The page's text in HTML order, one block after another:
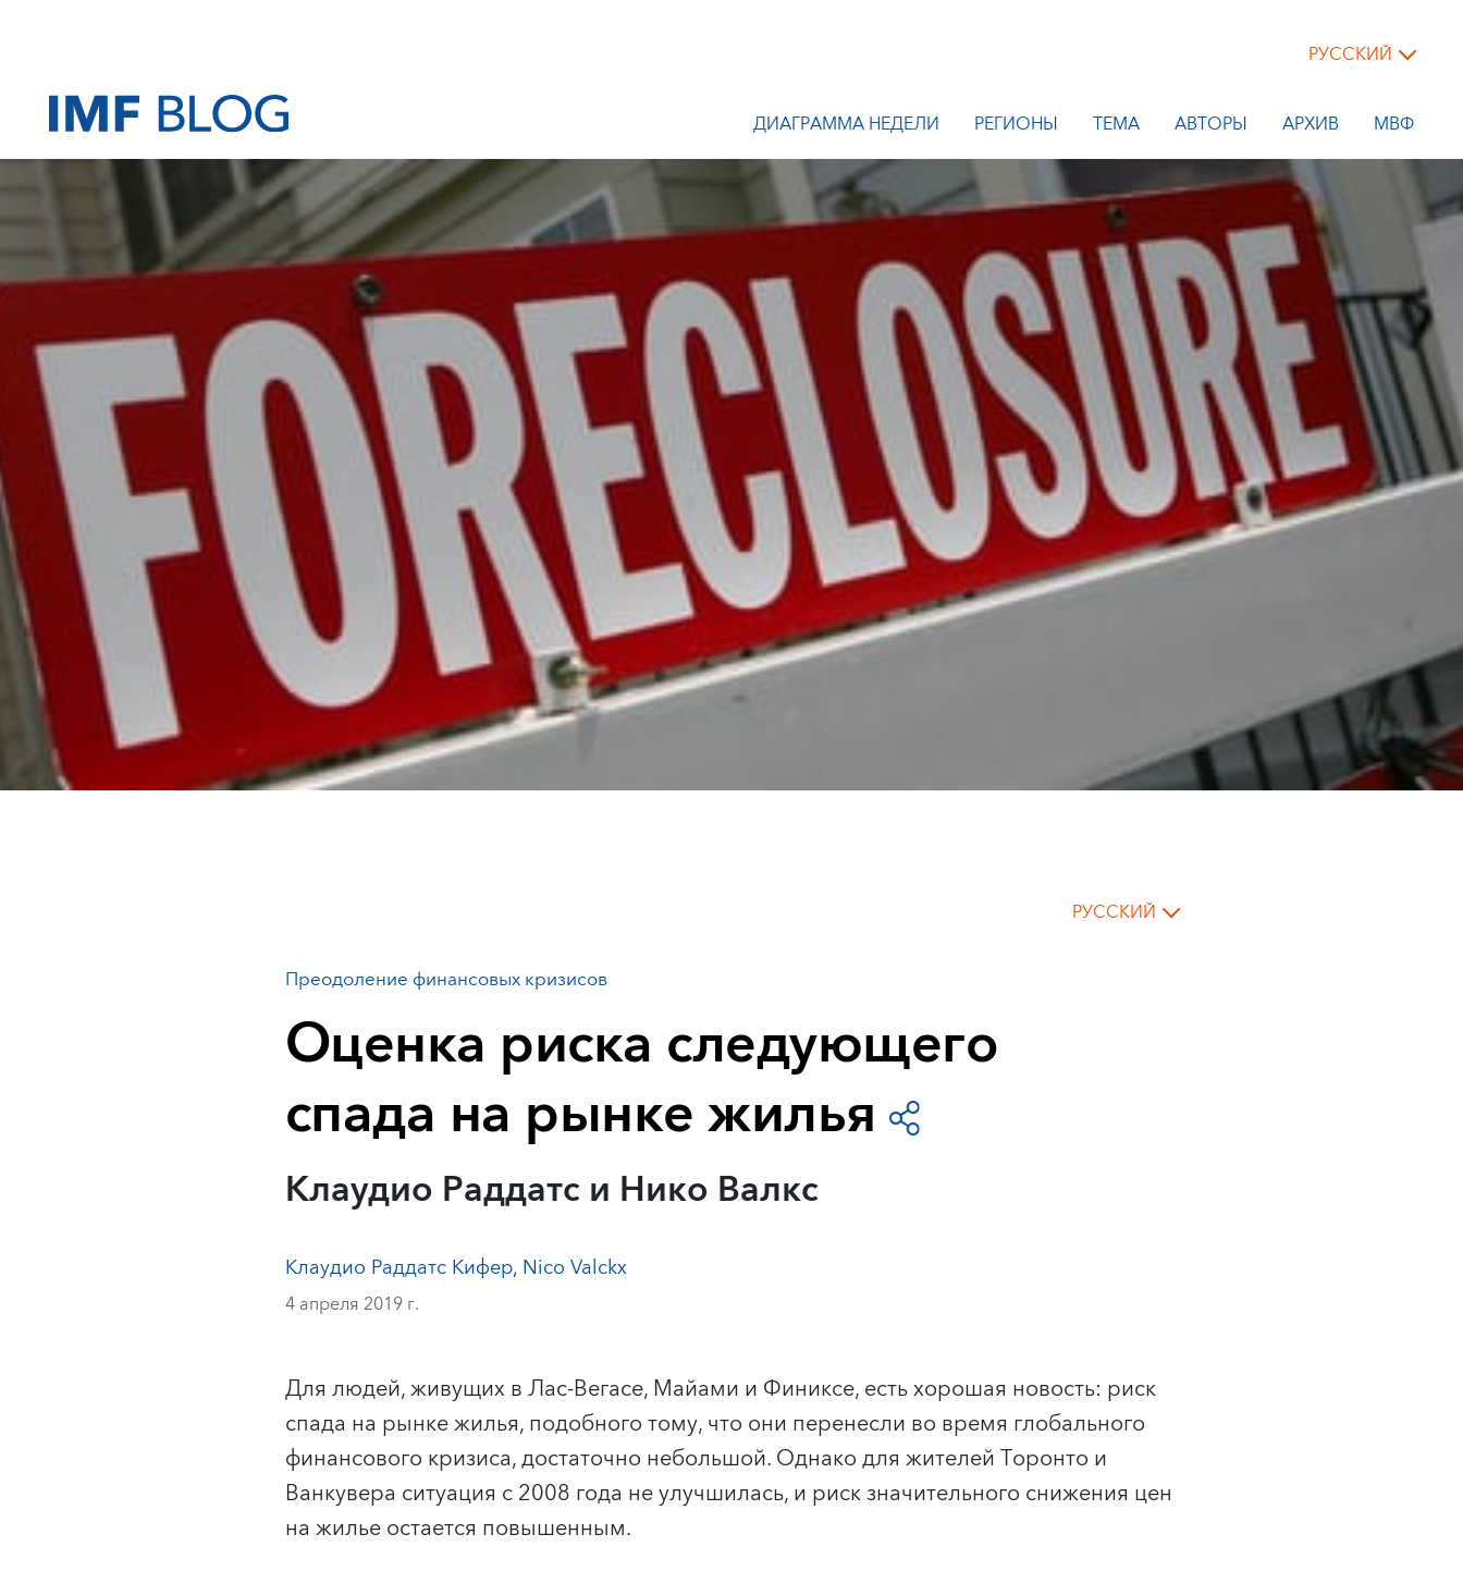
РУССКИЙ
ДИАГРАММА НЕДЕЛИ РЕГИОНЫ ТЕМА АВТОРЫ АРХИВ МВФ
РУССКИЙ
Преодоление финансовых кризисов
Оценка риска следующего
спада на рынке жилья
Клаудио Раддатс и Нико Валкс
Клаудио Раддатс Кифер,Nico Valckx
4 апреля 2019 г.
Для людей, живущих в Лас-Вегасе, Майами и Финиксе, есть хорошая новость: риск
спада на рынке жилья, подобного тому, что они перенесли во время глобального
финансового кризиса, достаточно небольшой. Однако для жителей Торонто и
Ванкувера ситуация с 2008 года не улучшилась, и риск значительного снижения цен
на жилье остается повышенным.